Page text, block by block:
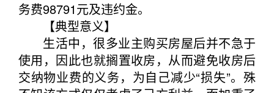
务费98791元及违约金。
【典型意义】
生活中，很多业主购买房屋后并不急于
使用，因此也就搁置收房，从而避免收房后
交纳物业费的义务，为自己减少“损失”。殊